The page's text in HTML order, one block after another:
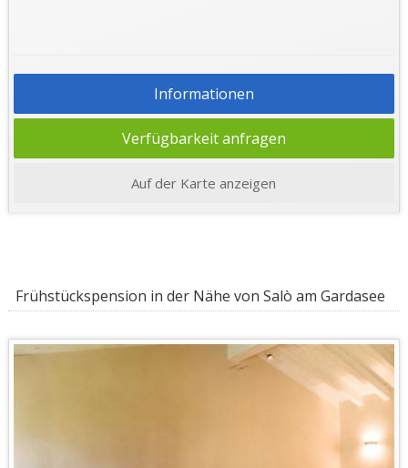
Informationen
Verfügbarkeit anfragen
Auf der Karte anzeigen
Frühstückspension in der Nähe von Salò am Gardasee